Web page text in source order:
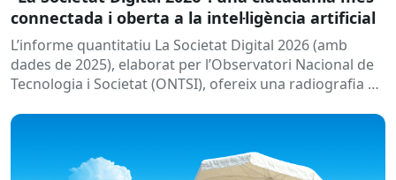
connectada i oberta a la intel·ligència artificial
L’informe quantitatiu La Societat Digital 2026 (amb
dades de 2025), elaborat per l’Observatori Nacional de
Tecnologia i Societat (ONTSI), ofereix una radiografia de